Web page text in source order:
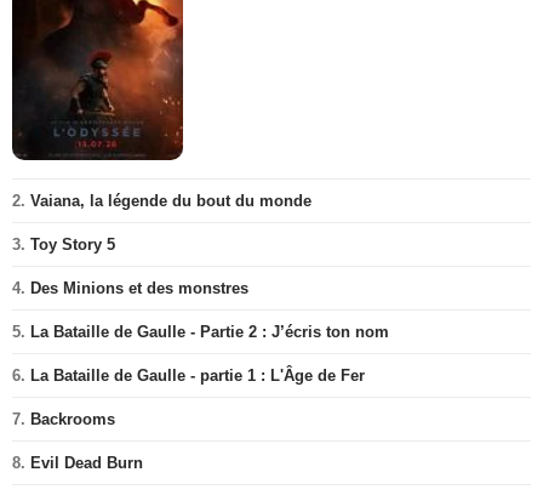
2. Vaiana, la légende du bout du monde
3. Toy Story 5
4. Des Minions et des monstres
5. La Bataille de Gaulle - Partie 2 : J’écris ton nom
6. La Bataille de Gaulle - partie 1 : L'Âge de Fer
7. Backrooms
8. Evil Dead Burn